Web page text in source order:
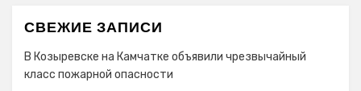
СВЕЖИЕ ЗАПИСИ
В Козыревске на Камчатке объявили чрезвычайный
класс пожарной опасности